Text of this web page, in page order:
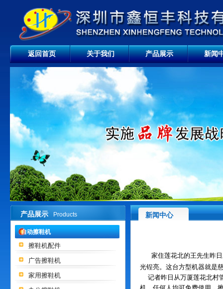
返回首页 关于我们 产品展示 新闻
产品展示 Products
自动擦鞋机
擦鞋机配件
广告擦鞋机
家用擦鞋机
新闻中心
家住莲花北的王先生昨
光锃亮。这台方型机器就是
记者昨日从万厦莲花北村